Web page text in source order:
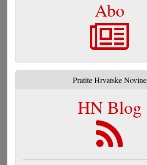
Abo
Pratite Hrvatske Novine
HN Blog